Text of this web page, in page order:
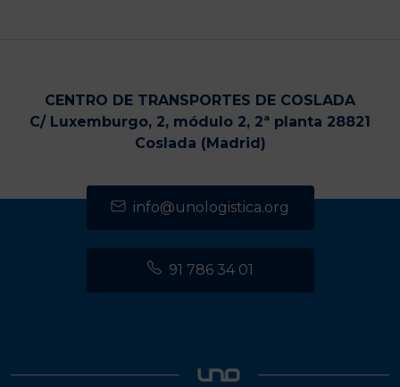
CENTRO DE TRANSPORTES DE COSLADA
C/ Luxemburgo, 2, módulo 2, 2ª planta 28821
Coslada (Madrid)
info@unologistica.org
91 786 34 01